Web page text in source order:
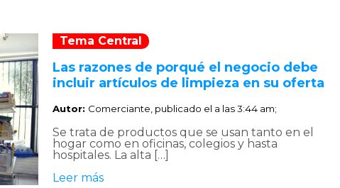
Tema Central
Las razones de porqué el negocio debe
incluir artículos de limpieza en su oferta
Autor: Comerciante, publicado el a las 3:44 am;
Se trata de productos que se usan tanto en el
hogar como en oficinas, colegios y hasta
hospitales. La alta […]
Leer más